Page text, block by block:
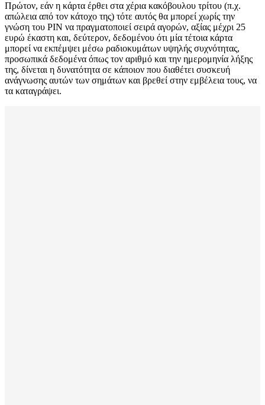
Πρώτον, εάν η κάρτα έρθει στα χέρια κακόβουλου τρίτου (π.χ.
απώλεια από τον κάτοχο της) τότε αυτός θα μπορεί χωρίς την
γνώση του PIN να πραγματοποιεί σειρά αγορών, αξίας μέχρι 25
ευρώ έκαστη και, δεύτερον, δεδομένου ότι μία τέτοια κάρτα
μπορεί να εκπέμψει μέσω ραδιοκυμάτων υψηλής συχνότητας,
προσωπικά δεδομένα όπως τον αριθμό και την ημερομηνία λήξης
της, δίνεται η δυνατότητα σε κάποιον που διαθέτει συσκευή
ανάγνωσης αυτών των σημάτων και βρεθεί στην εμβέλεια τους, να
τα καταγράψει.